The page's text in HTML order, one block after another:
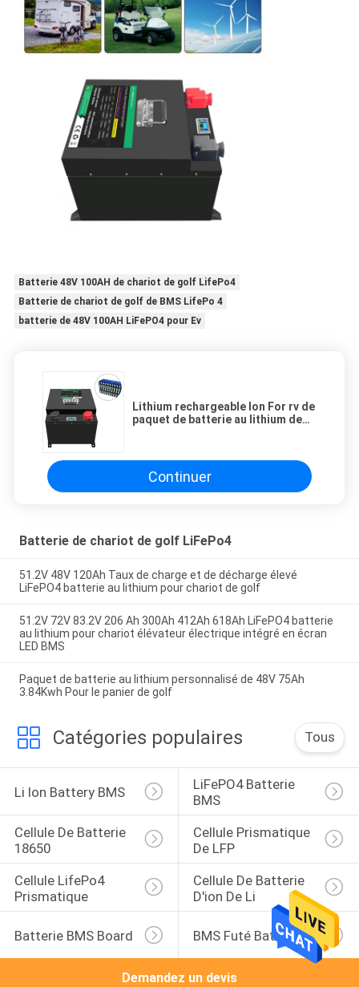
Batterie 48V 100AH de chariot de golf LifePo4
Batterie de chariot de golf de BMS LifePo 4
batterie de 48V 100AH LiFePO4 pour Ev
Lithium rechargeable Ion For rv de
paquet de batterie au lithium de
Continuer
Batterie de chariot de golf LiFePo4
51.2V 48V 120Ah Taux de charge et de décharge élevé
LiFePO4 batterie au lithium pour chariot de golf
51.2V 72V 83.2V 206 Ah 300Ah 412Ah 618Ah LiFePO4 batterie
au lithium pour chariot élévateur électrique intégré en écran
LED BMS
Paquet de batterie au lithium personnalisé de 48V 75Ah
3.84Kwh Pour le panier de golf
Catégories populaires Tous
Li Ion Battery BMS
LiFePO4 Batterie
BMS
Cellule De Batterie
18650
Cellule Prismatique
De LFP
Cellule LifePo4
Prismatique
Cellule De Batterie
D'ion De Li
Batterie BMS Board BMS Futé Battery
Demandez un devis